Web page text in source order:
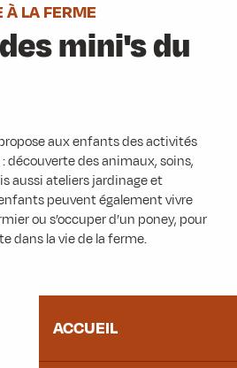
ACCUEIL
À LA FERME
mini's du
aux enfants des activités
découverte des animaux, soins,
aussi ateliers jardinage et
peuvent également vivre
ou s’occuper d’un poney, pour
dans la vie de la ferme.